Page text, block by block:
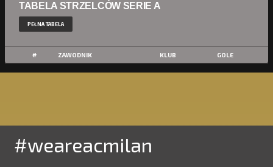
TABELA STRZELCÓW SERIE A
PEŁNA TABELA
# ZAWODNIK KLUB GOLE
#weareacmilan